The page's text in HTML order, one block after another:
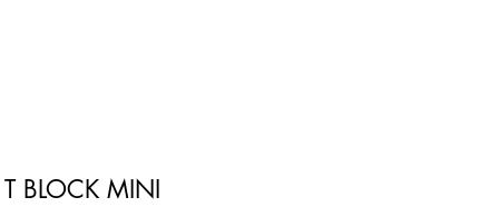
BLOCK MINI